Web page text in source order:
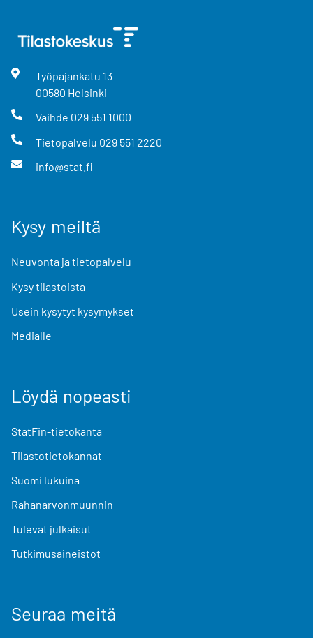
Työpajankatu 13
00580 Helsinki
Vaihde 029 551 1000
Tietopalvelu 029 551 2220
info@stat.fi
Kysy meiltä
Neuvonta ja tietopalvelu
Kysy tilastoista
Usein kysytyt kysymykset
Medialle
Löydä nopeasti
StatFin-tietokanta
Tilastotietokannat
Suomi lukuina
Rahanarvonmuunnin
Tulevat julkaisut
Tutkimusaineistot
Seuraa meitä